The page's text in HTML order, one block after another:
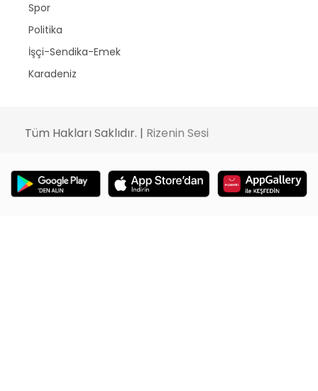
Spor
Politika
İşçi-Sendika-Emek
Karadeniz
Tüm Hakları Saklıdır. | Rizenin Sesi